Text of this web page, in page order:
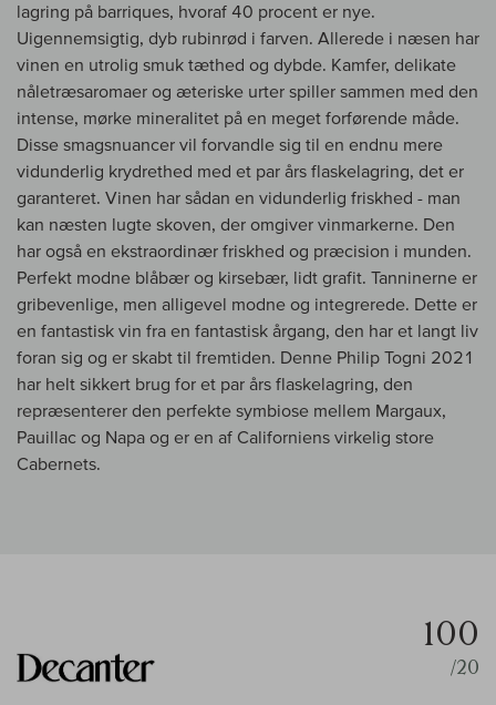
lagring på barriques, hvoraf 40 procent er nye.
Uigennemsigtig, dyb rubinrød i farven. Allerede i næsen har
vinen en utrolig smuk tæthed og dybde. Kamfer, delikate
nåletræsaromaer og æteriske urter spiller sammen med den
intense, mørke mineralitet på en meget forførende måde.
Disse smagsnuancer vil forvandle sig til en endnu mere
vidunderlig krydrethed med et par års flaskelagring, det er
garanteret. Vinen har sådan en vidunderlig friskhed - man
kan næsten lugte skoven, der omgiver vinmarkerne. Den
har også en ekstraordinær friskhed og præcision i munden.
Perfekt modne blåbær og kirsebær, lidt grafit. Tanninerne er
gribevenlige, men alligevel modne og integrerede. Dette er
en fantastisk vin fra en fantastisk årgang, den har et langt liv
foran sig og er skabt til fremtiden. Denne Philip Togni 2021
har helt sikkert brug for et par års flaskelagring, den
repræsenterer den perfekte symbiose mellem Margaux,
Pauillac og Napa og er en af Californiens virkelig store
Cabernets.
100
/20